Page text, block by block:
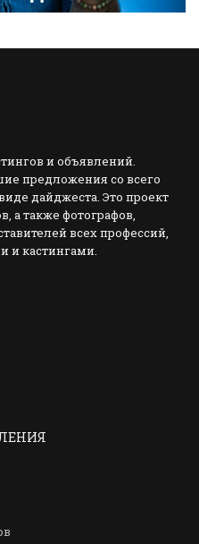
и объявлений.
предложения со всего
дайджеста. Это проект
а также фотографов,
всех профессий,
и кастингами.